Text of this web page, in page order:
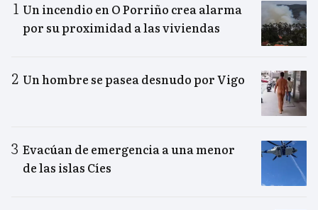
Un incendio en O Porriño crea alarma
por su proximidad a las viviendas
Un hombre se pasea desnudo por Vigo
Evacúan de emergencia a una menor
de las islas Cíes